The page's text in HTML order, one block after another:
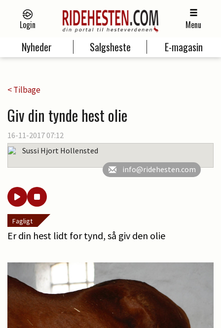
Login Menu
Nyheder Salgsheste E-magasin
< Tilbage
Giv din tynde hest olie
16-11-2017 07:12
Sussi Hjort Hollensted
info@ridehesten.com
Fagligt
Er din hest lidt for tynd, så giv den olie